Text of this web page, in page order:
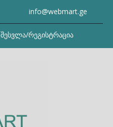
info@webmart.ge
შესვლა/რეგისტრაცია